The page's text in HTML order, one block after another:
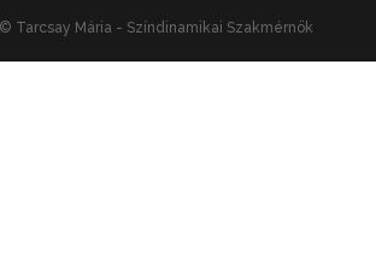
Tarcsay Mária - Színdinamikai Szakmérnök